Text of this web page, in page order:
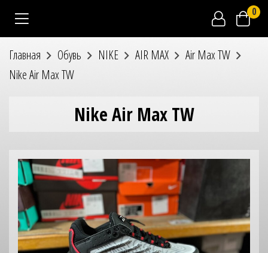
0
Главная Обувь NIKE AIR MAX
Air Max TW
Nike Air Max TW
Nike Air Max TW